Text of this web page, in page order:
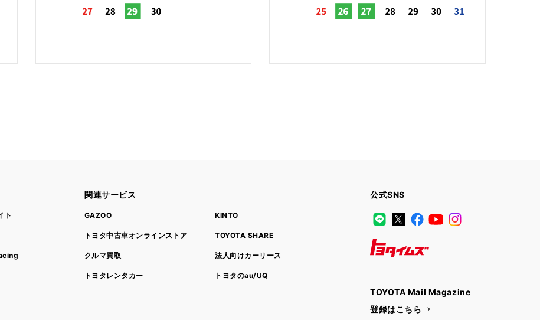
ト
関連サービス
GAZOO
トヨタ中古車オンラインストア
クルマ買取
トヨタレンタカー
KINTO
TOYOTA SHARE
法人向けカーリース
トヨタのau/UQ
公式SNS
LINE
X FacebookYouTube
TOYOTA Mail Magazine
登録はこちら